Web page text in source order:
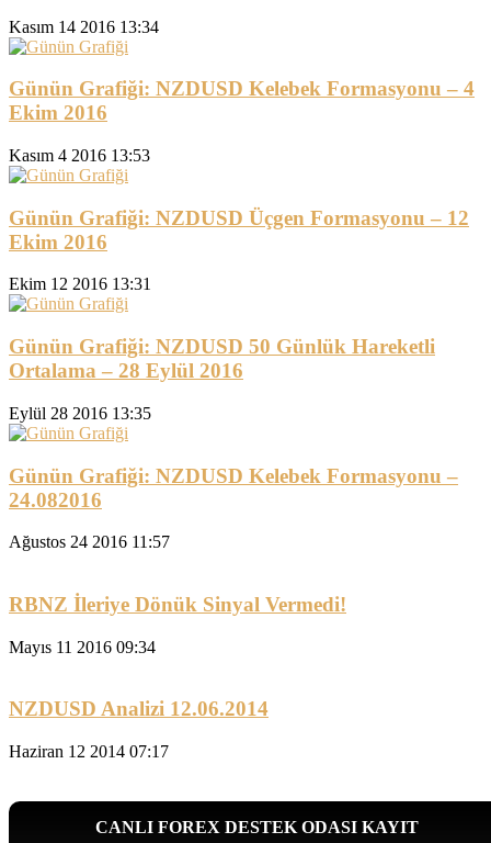
Kasım 14 2016 13:34
Günün Grafiği: NZDUSD Kelebek Formasyonu – 4
Ekim 2016
Kasım 4 2016 13:53
Günün Grafiği: NZDUSD Üçgen Formasyonu – 12
Ekim 2016
Ekim 12 2016 13:31
Günün Grafiği: NZDUSD 50 Günlük Hareketli
Ortalama – 28 Eylül 2016
Eylül 28 2016 13:35
Günün Grafiği: NZDUSD Kelebek Formasyonu –
24.082016
Ağustos 24 2016 11:57
RBNZ İleriye Dönük Sinyal Vermedi!
Mayıs 11 2016 09:34
NZDUSD Analizi 12.06.2014
Haziran 12 2014 07:17
CANLI FOREX DESTEK ODASI KAYIT